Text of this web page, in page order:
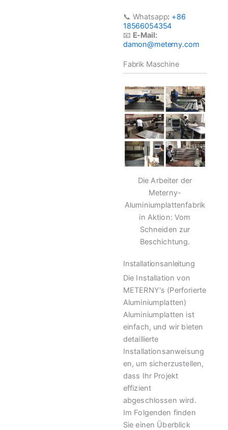
📞 Whatsapp: +86
18566054354
📧 E-Mail:
damon@meterny.com
Fabrik Maschine
Die Arbeiter der
Meterny-
Aluminiumplattenfabrik
in Aktion: Vom
Schneiden zur
Beschichtung.
Installationsanleitung
Die Installation von
METERNY's (Perforierte
Aluminiumplatten)
Aluminiumplatten ist
einfach, und wir bieten
detaillierte
Installationsanweisung
en, um sicherzustellen,
dass Ihr Projekt
effizient
abgeschlossen wird.
Im Folgenden finden
Sie einen Überblick